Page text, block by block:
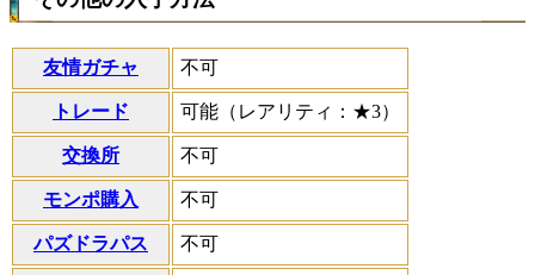
友情ガチャ 不可
トレード 可能（レアリティ：★3）
交換所 不可
モンポ購入 不可
パズドラパス 不可